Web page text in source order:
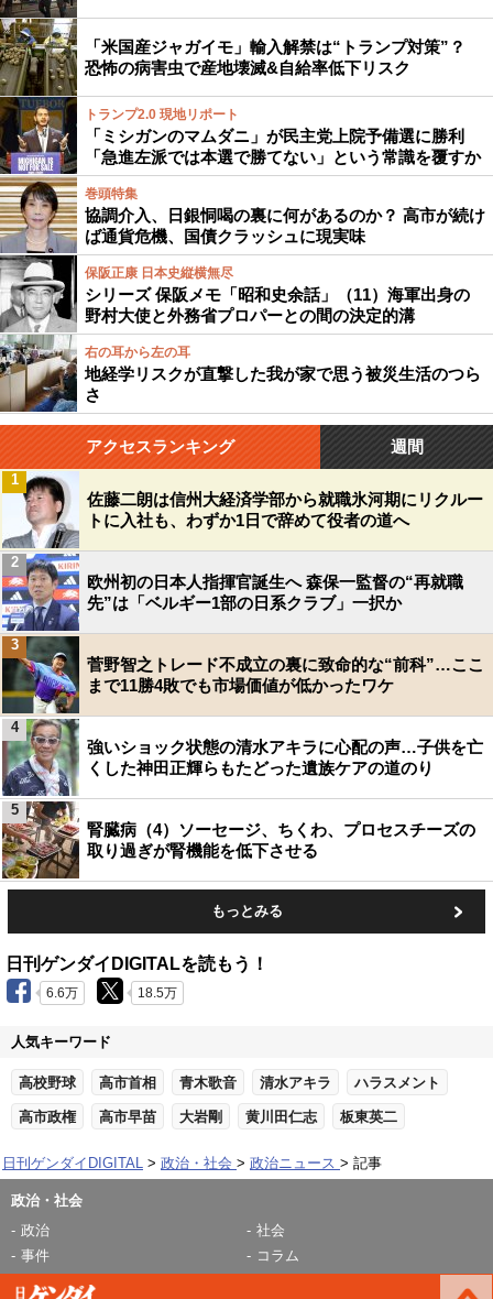
「米国産ジャガイモ」輸入解禁は“トランプ対策”？
恐怖の病害虫で産地壊滅&自給率低下リスク
トランプ2.0 現地リポート
「ミシガンのマムダニ」が民主党上院予備選に勝利
「急進左派では本選で勝てない」という常識を覆すか
巻頭特集
協調介入、日銀恫喝の裏に何があるのか？ 高市が続け
ば通貨危機、国債クラッシュに現実味
保阪正康 日本史縦横無尽
シリーズ 保阪メモ「昭和史余話」（11）海軍出身の
野村大使と外務省プロパーとの間の決定的溝
右の耳から左の耳
地経学リスクが直撃した我が家で思う被災生活のつら
さ
アクセスランキング 週間
佐藤二朗は信州大経済学部から就職氷河期にリクルー
トに入社も、わずか1日で辞めて役者の道へ
1
欧州初の日本人指揮官誕生へ 森保一監督の“再就職
先”は「ベルギー1部の日系クラブ」一択か
2
菅野智之トレード不成立の裏に致命的な“前科”…ここ
まで11勝4敗でも市場価値が低かったワケ
3
強いショック状態の清水アキラに心配の声…子供を亡
くした神田正輝らもたどった遺族ケアの道のり
4
腎臓病（4）ソーセージ、ちくわ、プロセスチーズの
取り過ぎが腎機能を低下させる
5
もっとみる
日刊ゲンダイDIGITALを読もう！
6.6万 18.5万
人気キーワード
高校野球 高市首相 青木歌音 清水アキラ ハラスメント
高市政権 高市早苗 大岩剛 黄川田仁志 板東英二
日刊ゲンダイDIGITAL 政治・社会 政治ニュース 記事
政治・社会
政治
社会
事件
コラム